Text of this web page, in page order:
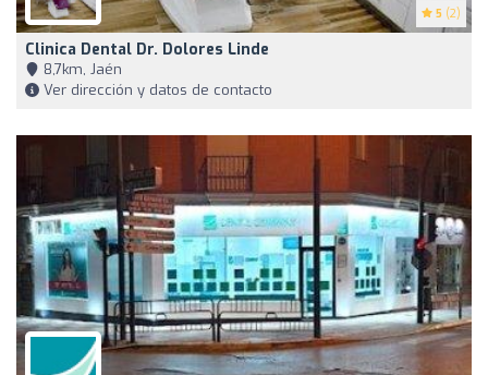
5 (2)
Clinica Dental Dr. Dolores Linde
8,7km, Jaén
Ver dirección y datos de contacto